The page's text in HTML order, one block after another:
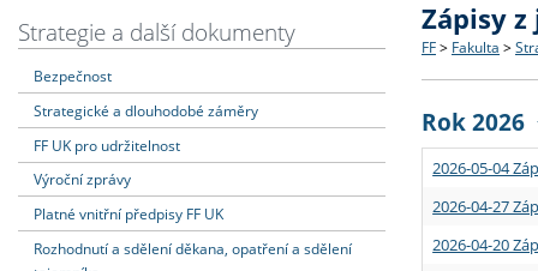
Dozvědět se více
Struktura
Strategie
Podpora
Podat přihlášku
Co
Učitelské
Dozvědět se více
Rigorózní
Dozvědět se více
O vědě a
Granty a
Dozvědět se více
Aktuální
Strategie a další dokumenty
Bezpečnost
Strategické a dlouhodobé záměry
FF UK pro udržitelnost
Výroční zprávy
Platné vnitřní předpisy FF UK
Rozhodnutí a sdělení děkana, opatření a sdělení
Zápisy
FF > Fakulta >
Rok 2026
2026-05-04
2026-04-27
2026-04-20